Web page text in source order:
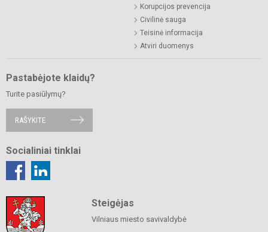
Korupcijos prevencija
Civilinė sauga
Teisinė informacija
Atviri duomenys
Pastabėjote klaidų?
Turite pasiūlymų?
RAŠYKITE
Socialiniai tinklai
Steigėjas
Vilniaus miesto savivaldybė